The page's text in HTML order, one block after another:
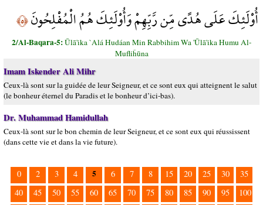
أُوْلَئِكَ عَلَى هُدًى مِّن رَّبِّهِمْ وَأُوْلَئِكَ هُمُ الْمُفْلِحُونَ﴿٥﴾
2/Al-Baqara-5:Ūlā'ika `Alá Hudáan Min Rabbihim Wa 'Ūlā'ika Humu Al-
Mufliĥūna
Imam Iskender Ali Mihr
Ceux-là sont sur la guidée de leur Seigneur, et ce sont eux qui atteignent le salut
(le bonheur éternel du Paradis et le bonheur d’ici-bas).
Dr. Muhammad Hamidullah
Ceux-là sont sur le bon chemin de leur Seigneur, et ce sont eux qui réussissent
(dans cette vie et dans la vie future).
0 2 3 4 5 6 7 8 15 20 25 30
35
40
45 50 55 60 65 70 75 80 85 90 95
100